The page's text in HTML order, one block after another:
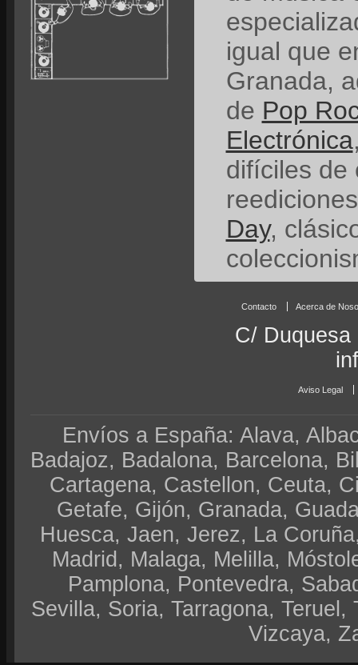
igual que
Granada,
de Pop
Electrónica
difíciles de
Day,
Contacto Acerca de
C/ Duquesa
Aviso Legal
Envíos a España: Alava,
Badajoz, Badalona, Barcelona,
Cartagena, Castellon, Ceuta,
Getafe, Gijón, Granada,
Huesca, Jaen, Jerez, La
Madrid, Malaga, Melilla,
Pamplona, Pontevedra,
Sevilla, Soria, Tarragona,
Vizcaya,